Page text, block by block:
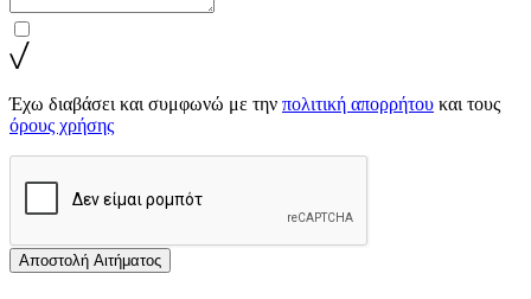
Έχω διαβάσει και συμφωνώ με την πολιτική απορρήτου και τους
όρους χρήσης
Αποστολή Αιτήματος